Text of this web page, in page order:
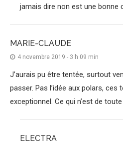
jamais dire non est une bonne
MARIE-CLAUDE
4 novembre 2019 - 3 h 09 min
J’aurais pu être tentée, surtout
passer. Pas l’idée aux polars, ces
exceptionnel. Ce qui n’est de
ELECTRA